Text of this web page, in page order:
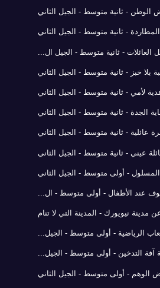
- ثانية متوسط - الجيل الثاني
- ثانية متوسط - الجيل الثاني
- ثانية متوسط - الجيل ال...
خبز - ثانية متوسط - الجيل الثاني
لأمي - ثانية متوسط - الجيل الثاني
الجدة - ثانية متوسط - الجيل الثاني
- ثانية متوسط - الجيل الثاني
عيني - ثانية متوسط - الجيل الثاني
- أولى متوسط - الجيل الثاني
عند الأطفال - أولى متوسط - ال...
مدينة نيويورك - المدينة التي لا تنام
الرياضية - أولى متوسط - الجيل...
آفة التدخين - أولى متوسط - الجيل...
- أولى متوسط - الجيل الثاني